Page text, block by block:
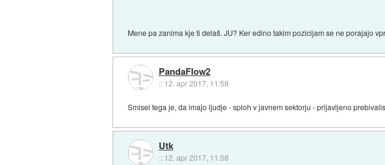
Mene pa zanima kje ti delaš. JU? Ker edino takim pozicijam se ne porajajo
PandaFlow2
:: 12. apr 2017, 11:58
Smisel tega je, da imajo ljudje - sploh v javnem sektorju - prijavljeno
Utk
:: 12. apr 2017, 11:58